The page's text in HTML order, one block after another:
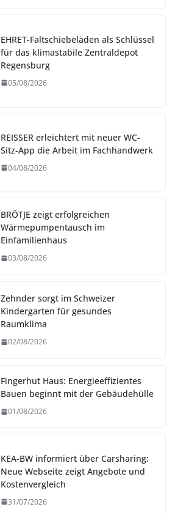
EHRET-Faltschiebeläden als Schlüssel
für das klimastabile Zentraldepot
Regensburg
05/08/2026
REISSER erleichtert mit neuer WC-
Sitz-App die Arbeit im Fachhandwerk
04/08/2026
BRÖTJE zeigt erfolgreichen
Wärmepumpentausch im
Einfamilienhaus
03/08/2026
Zehnder sorgt im Schweizer
Kindergarten für gesundes
Raumklima
02/08/2026
Fingerhut Haus: Energieeffizientes
Bauen beginnt mit der Gebäudehülle
01/08/2026
KEA-BW informiert über Carsharing:
Neue Webseite zeigt Angebote und
Kostenvergleich
31/07/2026